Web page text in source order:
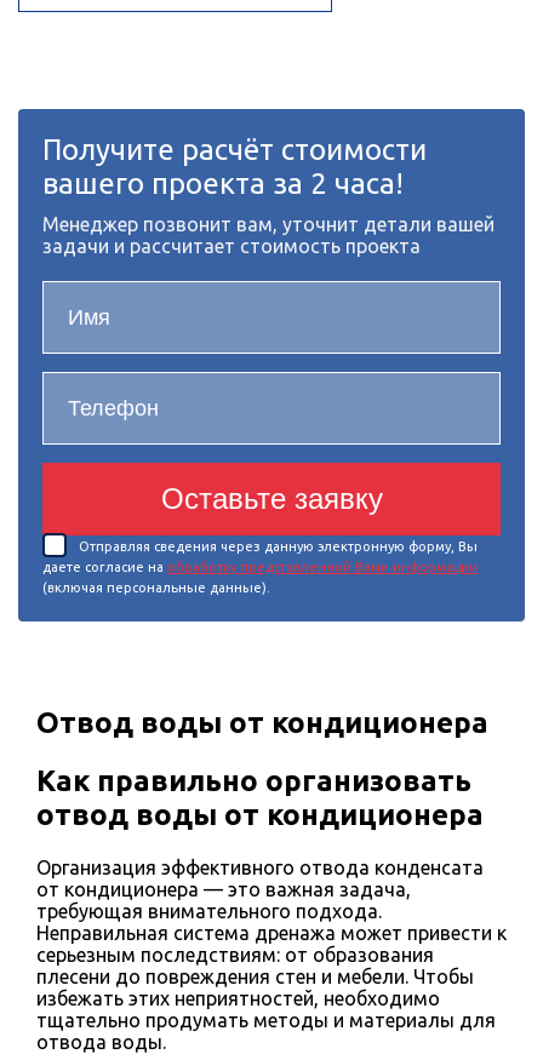
Получите расчёт стоимости
вашего проекта за 2 часа!
Менеджер позвонит вам, уточнит детали вашей
задачи и рассчитает стоимость проекта
Оставьте заявку
Отправляя сведения через данную электронную форму, Вы
даете согласие на обработку представленной Вами информации
(включая персональные данные).
Отвод воды от кондиционера
Как правильно организовать
отвод воды от кондиционера
Организация эффективного отвода конденсата
от кондиционера — это важная задача,
требующая внимательного подхода.
Неправильная система дренажа может привести к
серьезным последствиям: от образования
плесени до повреждения стен и мебели. Чтобы
избежать этих неприятностей, необходимо
тщательно продумать методы и материалы для
отвода воды.